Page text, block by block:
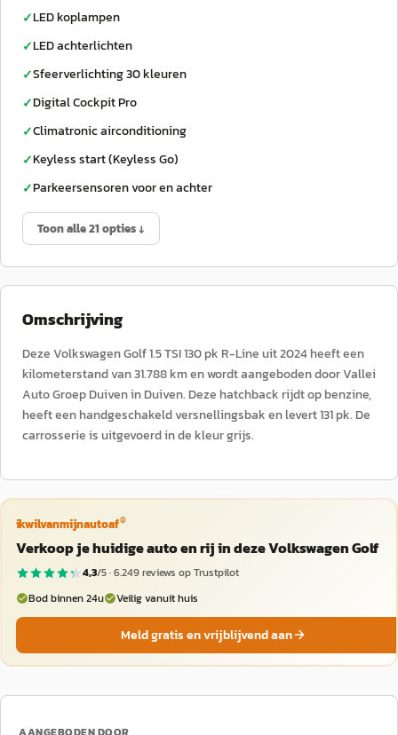
✓LED koplampen
✓LED achterlichten
✓Sfeerverlichting 30 kleuren
✓Digital Cockpit Pro
✓Climatronic airconditioning
✓Keyless start (Keyless Go)
✓Parkeersensoren voor en achter
Toon alle 21 opties ↓
Omschrijving
Deze Volkswagen Golf 1.5 TSI 130 pk R-Line uit 2024 heeft een
kilometerstand van 31.788 km en wordt aangeboden door Vallei
Auto Groep Duiven in Duiven. Deze hatchback rijdt op benzine,
heeft een handgeschakeld versnellingsbak en levert 131 pk. De
carrosserie is uitgevoerd in de kleur grijs.
ikwilvanmijnautoaf®
Verkoop je huidige auto en rij in deze Volkswagen Golf
4,3/5 ·6.249reviews op Trustpilot
Bod binnen 24u
Veilig vanuit huis
Meld gratis en vrijblijvend aan